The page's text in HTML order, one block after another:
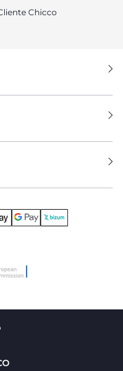
Chicco